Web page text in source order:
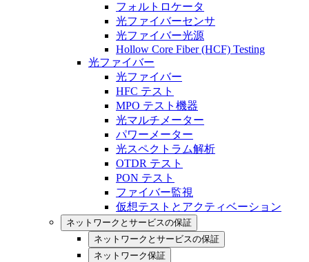
フォルトロケータ
光ファイバーセンサ
光ファイバー光源
Hollow Core Fiber (HCF) Testing
光ファイバー
光ファイバー
HFC テスト
MPO テスト機器
光マルチメーター
パワーメーター
光スペクトラム解析
OTDR テスト
PON テスト
ファイバー監視
仮想テストとアクティベーション
ネットワークとサービスの保証
ネットワークとサービスの保証
ネットワーク保証